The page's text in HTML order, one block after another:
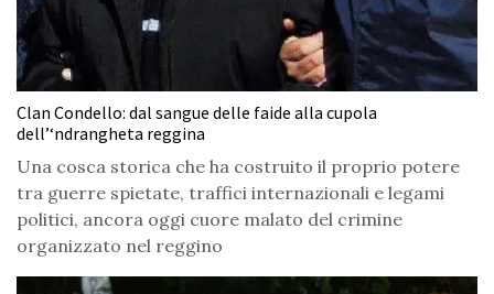
Clan Condello: dal sangue delle faide alla cupola
dell’‘ndrangheta reggina
Una cosca storica che ha costruito il proprio potere
tra guerre spietate, traffici internazionali e legami
politici, ancora oggi cuore malato del crimine
organizzato nel reggino